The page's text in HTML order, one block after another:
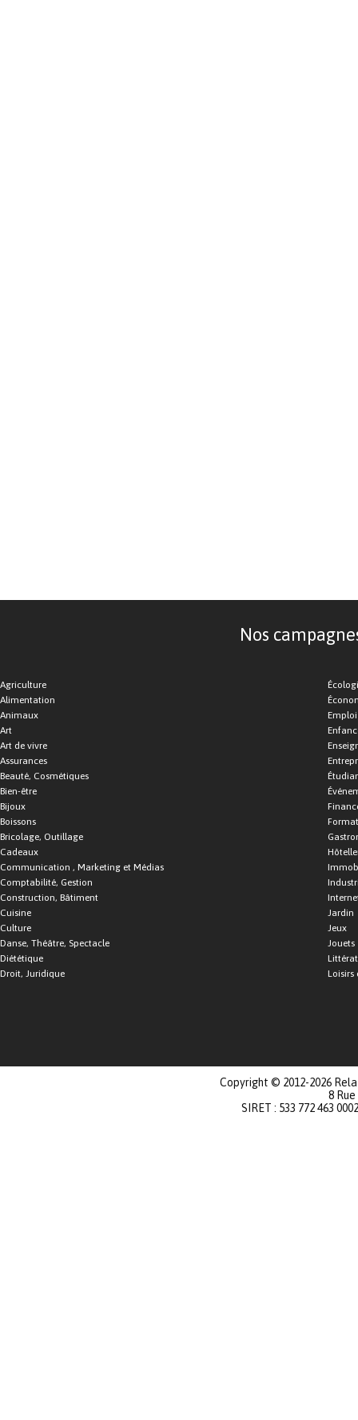
Nos
Agriculture
Alimentation
Animaux
Art
Art de vivre
Assurances
Beauté, Cosmétiques
Bien-être
Bijoux
Boissons
Bricolage, Outillage
Cadeaux
Communication , Marketing et Médias
Comptabilité, Gestion
Construction, Bâtiment
Cuisine
Culture
Danse, Théâtre, Spectacle
Diététique
Droit, Juridique
Emploi
Jardin
Jeux
Jouets
Loisirs
Copyright © 2012-2026
8
SIRET : 533 772 463